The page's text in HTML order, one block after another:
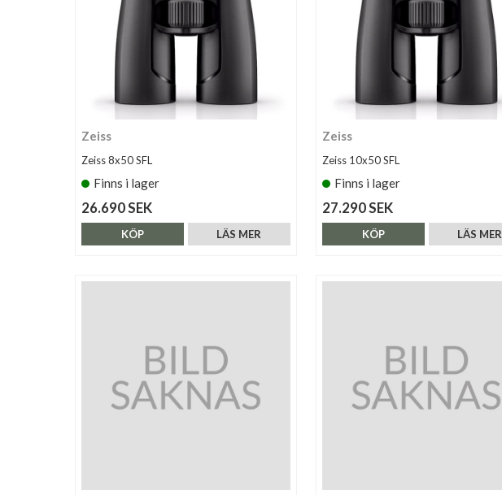
Zeiss
Zeiss 8x50 SFL
Finns i lager
26.690 SEK
LÄS MER
KÖP
Zeiss
Zeiss 10x50 SFL
Finns i lager
27.290 SEK
LÄS MER
KÖP